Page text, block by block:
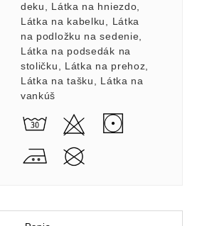
deku
Látka na hniezdo
Látka na kabelku
Látka
na podložku na sedenie
Látka na podsedák na
stoličku
Látka na prehoz
Látka na tašku
Látka na
vankúš